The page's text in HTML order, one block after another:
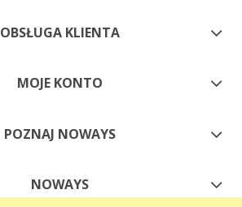
OBSŁUGA KLIENTA
MOJE KONTO
POZNAJ NOWAYS
NOWAYS